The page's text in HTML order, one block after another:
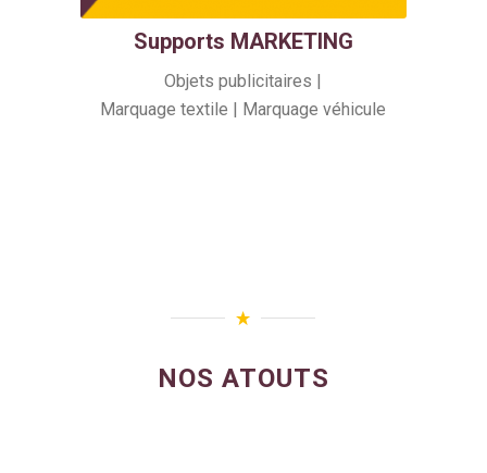
Supports MARKETING
Objets publicitaires |
Marquage textile | Marquage véhicule
NOS ATOUTS